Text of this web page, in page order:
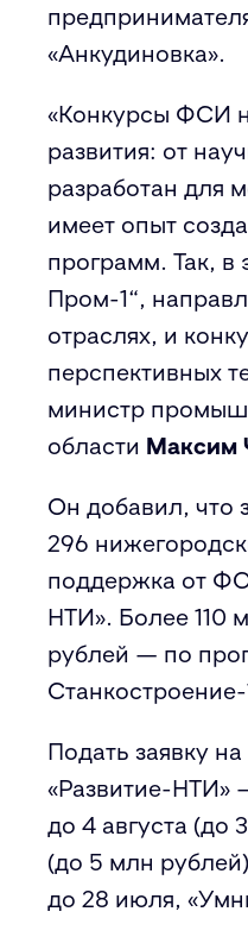
«Анкудиновка».
«Конкурсы ФСИ
развития: от
разработан для
имеет опыт
программ. Так, в
Пром-1“,
отраслях, и
перспективных
министр
области Максим
Он добавил, что
296
поддержка от
НТИ». Более 110
рублей — по
Станкостроение-
Подать заявку
«Развитие-НТИ»
до 4 августа (до
(до 5 млн
до 28 июля,